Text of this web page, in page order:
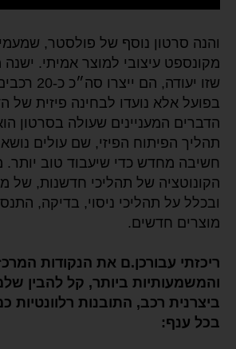
והנה סרטון נוסף של פולסטר,
מקונספט עיצובי למוצר אמיתי.
שזו יעודה,
בפועל אלא נועדו לבחינה פיזית של
הדברים המעניינים שעולה בסרטון
תהליך הפיתוח הפיזי, שם עולים
חשיבה מחדש כדי שיעבוד טוב יותר.
הקונוטציה של תהליכי חדשנות, של
ובכלל על תהליכי ניסוי, בדיקה,
מוצרים חדשים.
ריכזתי עבורכן.ם את הנקודות
והמשמעותיות ביותר, קל להבין
ביצרנית רכב, התובנות רלוונטיות
בכל ענף: